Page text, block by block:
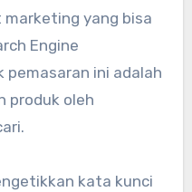
yang bisa
Engine
pemasaran ini adalah
produk oleh
kata kunci